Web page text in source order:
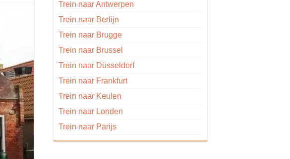
Trein naar Antwerpen
Trein naar Berlijn
Trein naar Brugge
Trein naar Brussel
Trein naar Düsseldorf
Trein naar Frankfurt
Trein naar Keulen
Trein naar Londen
Trein naar Parijs